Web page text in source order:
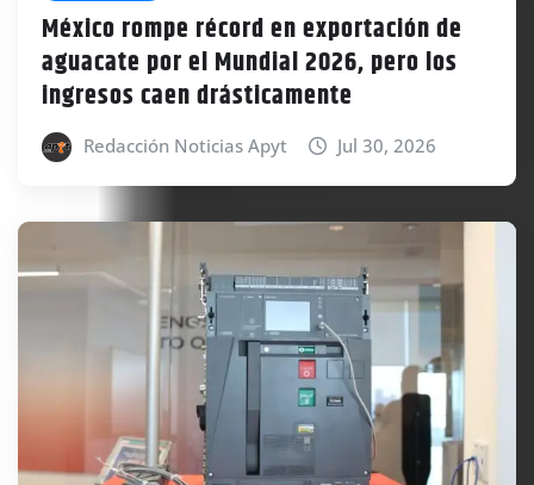
México rompe récord en exportación de
aguacate por el Mundial 2026, pero los
ingresos caen drásticamente
Redacción Noticias Apyt Jul 30, 2026